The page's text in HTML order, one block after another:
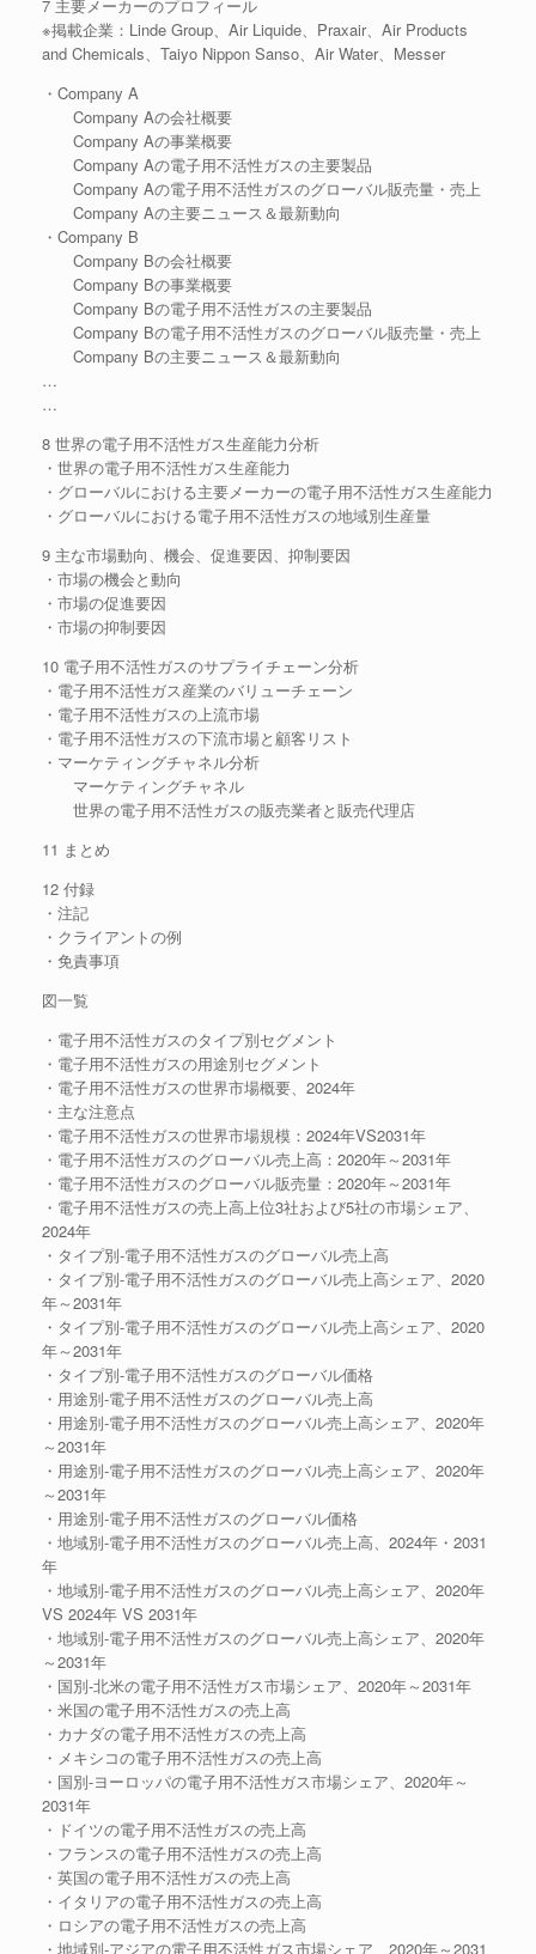
7 主要メーカーのプロフィール
※掲載企業：Linde Group、Air Liquide、Praxair、Air Products
and Chemicals、Taiyo Nippon Sanso、Air Water、Messer
・Company A
Company Aの会社概要
Company Aの事業概要
Company Aの電子用不活性ガスの主要製品
Company Aの電子用不活性ガスのグローバル販売量・売上
Company Aの主要ニュース＆最新動向
・Company B
Company Bの会社概要
Company Bの事業概要
Company Bの電子用不活性ガスの主要製品
Company Bの電子用不活性ガスのグローバル販売量・売上
Company Bの主要ニュース＆最新動向
…
…
8 世界の電子用不活性ガス生産能力分析
・世界の電子用不活性ガス生産能力
・グローバルにおける主要メーカーの電子用不活性ガス生産能力
・グローバルにおける電子用不活性ガスの地域別生産量
9 主な市場動向、機会、促進要因、抑制要因
・市場の機会と動向
・市場の促進要因
・市場の抑制要因
10 電子用不活性ガスのサプライチェーン分析
・電子用不活性ガス産業のバリューチェーン
・電子用不活性ガスの上流市場
・電子用不活性ガスの下流市場と顧客リスト
・マーケティングチャネル分析
マーケティングチャネル
世界の電子用不活性ガスの販売業者と販売代理店
11 まとめ
12 付録
・注記
・クライアントの例
・免責事項
図一覧
・電子用不活性ガスのタイプ別セグメント
・電子用不活性ガスの用途別セグメント
・電子用不活性ガスの世界市場概要、2024年
・主な注意点
・電子用不活性ガスの世界市場規模：2024年VS2031年
・電子用不活性ガスのグローバル売上高：2020年～2031年
・電子用不活性ガスのグローバル販売量：2020年～2031年
・電子用不活性ガスの売上高上位3社および5社の市場シェア、
2024年
・タイプ別-電子用不活性ガスのグローバル売上高
・タイプ別-電子用不活性ガスのグローバル売上高シェア、2020
年～2031年
・タイプ別-電子用不活性ガスのグローバル売上高シェア、2020
年～2031年
・タイプ別-電子用不活性ガスのグローバル価格
・用途別-電子用不活性ガスのグローバル売上高
・用途別-電子用不活性ガスのグローバル売上高シェア、2020年
～2031年
・用途別-電子用不活性ガスのグローバル売上高シェア、2020年
～2031年
・用途別-電子用不活性ガスのグローバル価格
・地域別-電子用不活性ガスのグローバル売上高、2024年・2031
年
・地域別-電子用不活性ガスのグローバル売上高シェア、2020年
VS 2024年 VS 2031年
・地域別-電子用不活性ガスのグローバル売上高シェア、2020年
～2031年
・国別-北米の電子用不活性ガス市場シェア、2020年～2031年
・米国の電子用不活性ガスの売上高
・カナダの電子用不活性ガスの売上高
・メキシコの電子用不活性ガスの売上高
・国別-ヨーロッパの電子用不活性ガス市場シェア、2020年～
2031年
・ドイツの電子用不活性ガスの売上高
・フランスの電子用不活性ガスの売上高
・英国の電子用不活性ガスの売上高
・イタリアの電子用不活性ガスの売上高
・ロシアの電子用不活性ガスの売上高
・地域別-アジアの電子用不活性ガス市場シェア、2020年～2031